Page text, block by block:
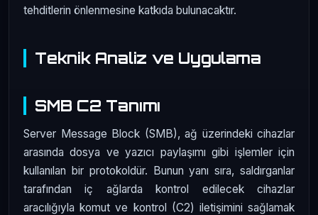
tehditlerin önlenmesine katkıda bulunacaktır.
Teknik Analiz ve Uygulama
SMB C2 Tanımı
Server Message Block (SMB), ağ üzerindeki cihazlar
arasında dosya ve yazıcı paylaşımı gibi işlemler için
kullanılan bir protokoldür. Bunun yanı sıra, saldırganlar
tarafından iç ağlarda kontrol edilecek cihazlar
aracılığıyla komut ve kontrol (C2) iletişimini sağlamak